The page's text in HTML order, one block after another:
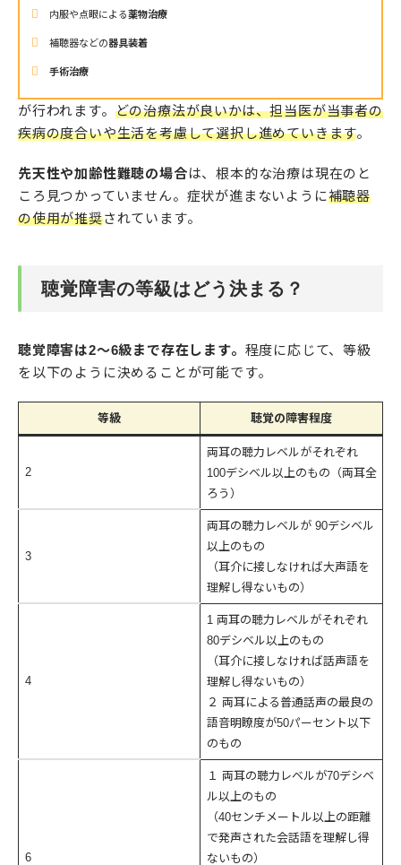
内服や点眼による薬物治療
補聴器などの器具装着
手術治療
が行われます。 どの治療法が良いかは、担当医が当事者の
疾病の度合いや生活を考慮して選択し進めていきます。
先天性や加齢性難聴の場合は、根本的な治療は現在のと
ころ見つかっていません。症状が進まないように補聴器
の使用が推奨されています。
聴覚障害の等級はどう決まる？
聴覚障害は2〜6級まで存在します。 程度に応じて、等級
を以下のように決めることが可能です。
等級 聴覚の障害程度
2
両耳の聴力レベルがそれぞれ
100デシベル以上のもの（両耳全
ろう）
3
両耳の聴力レベルが 90デシベル
以上のもの
（耳介に接しなければ大声語を
理解し得ないもの）
4
1 両耳の聴力レベルがそれぞれ
80デシベル以上のもの
（耳介に接しなければ話声語を
理解し得ないもの）
２ 両耳による普通話声の最良の
語音明瞭度が50パーセント以下
のもの
6
１ 両耳の聴力レベルが70デシベ
ル以上のもの
（40センチメートル以上の距離
で発声された会話語を理解し得
ないもの）